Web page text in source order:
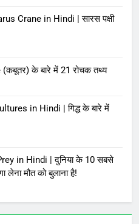
Crane in Hindi | सारस पक्षी
के बारे में 21 रोचक तथ्य
in Hindi | गिद्ध के बारे में
in Hindi | दुनिया के 10 सबसे
लेना मौत को बुलाना है!